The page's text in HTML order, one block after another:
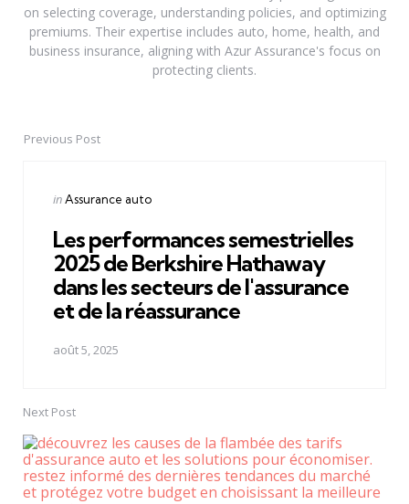
on selecting coverage, understanding policies, and optimizing
premiums. Their expertise includes auto, home, health, and
business insurance, aligning with Azur Assurance's focus on
protecting clients.
PostPrevious Post
Posted
inAssurance auto
Les performances semestrielles
2025 de Berkshire Hathaway
dans les secteurs de l'assurance
et de la réassurance
août 5, 2025
Next Post